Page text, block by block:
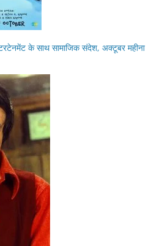
के साथ सामाजिक संदेश, अक्टूबर महीना